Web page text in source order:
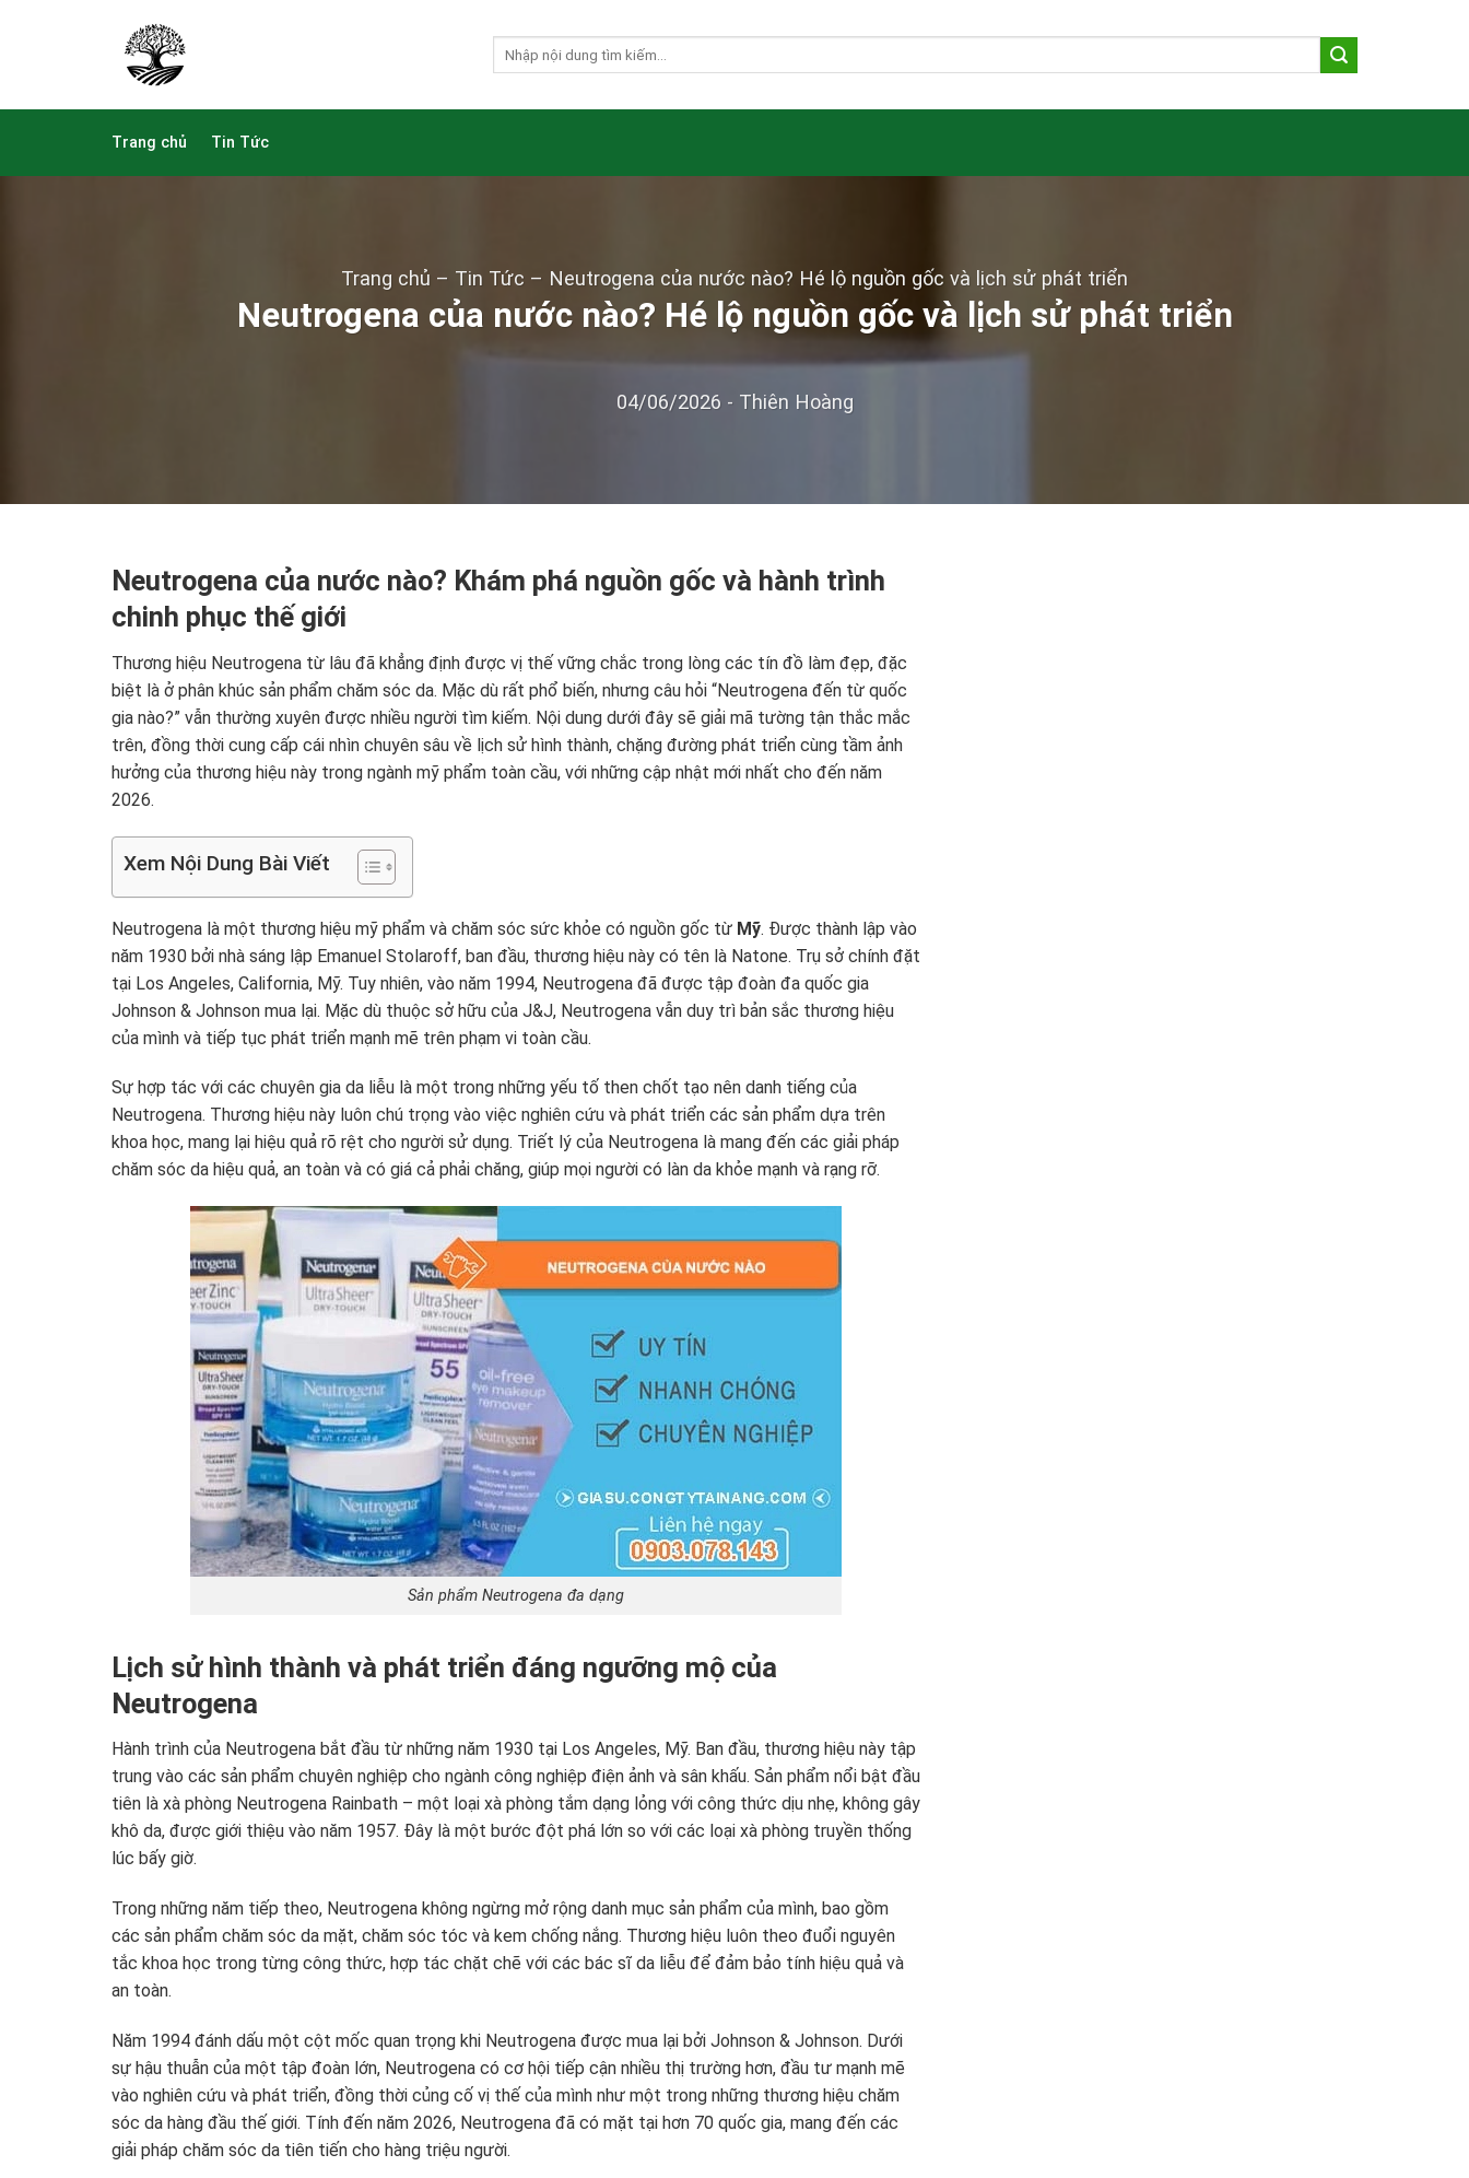
Trang chủ Tin Tức
Trang chủ – Tin Tức – Neutrogena của nước nào? Hé lộ nguồn gốc và lịch sử phát triển
Neutrogena của nước nào? Hé lộ nguồn gốc và lịch sử phát triển
04/06/2026 - Thiên Hoàng
Neutrogena của nước nào? Khám phá nguồn gốc và hành trình
chinh phục thế giới
Thương hiệu Neutrogena từ lâu đã khẳng định được vị thế vững chắc trong lòng các tín đồ làm đẹp, đặc
biệt là ở phân khúc sản phẩm chăm sóc da. Mặc dù rất phổ biến, nhưng câu hỏi “Neutrogena đến từ quốc
gia nào?” vẫn thường xuyên được nhiều người tìm kiếm. Nội dung dưới đây sẽ giải mã tường tận thắc mắc
trên, đồng thời cung cấp cái nhìn chuyên sâu về lịch sử hình thành, chặng đường phát triển cùng tầm ảnh
hưởng của thương hiệu này trong ngành mỹ phẩm toàn cầu, với những cập nhật mới nhất cho đến năm
2026.
Xem Nội Dung Bài Viết
Neutrogena là một thương hiệu mỹ phẩm và chăm sóc sức khỏe có nguồn gốc từ Mỹ. Được thành lập vào
năm 1930 bởi nhà sáng lập Emanuel Stolaroff, ban đầu, thương hiệu này có tên là Natone. Trụ sở chính đặt
tại Los Angeles, California, Mỹ. Tuy nhiên, vào năm 1994, Neutrogena đã được tập đoàn đa quốc gia
Johnson & Johnson mua lại. Mặc dù thuộc sở hữu của J&J, Neutrogena vẫn duy trì bản sắc thương hiệu
của mình và tiếp tục phát triển mạnh mẽ trên phạm vi toàn cầu.
Sự hợp tác với các chuyên gia da liễu là một trong những yếu tố then chốt tạo nên danh tiếng của
Neutrogena. Thương hiệu này luôn chú trọng vào việc nghiên cứu và phát triển các sản phẩm dựa trên
khoa học, mang lại hiệu quả rõ rệt cho người sử dụng. Triết lý của Neutrogena là mang đến các giải pháp
chăm sóc da hiệu quả, an toàn và có giá cả phải chăng, giúp mọi người có làn da khỏe mạnh và rạng rỡ.
Sản phẩm Neutrogena đa dạng
Lịch sử hình thành và phát triển đáng ngưỡng mộ của
Neutrogena
Hành trình của Neutrogena bắt đầu từ những năm 1930 tại Los Angeles, Mỹ. Ban đầu, thương hiệu này tập
trung vào các sản phẩm chuyên nghiệp cho ngành công nghiệp điện ảnh và sân khấu. Sản phẩm nổi bật đầu
tiên là xà phòng Neutrogena Rainbath – một loại xà phòng tắm dạng lỏng với công thức dịu nhẹ, không gây
khô da, được giới thiệu vào năm 1957. Đây là một bước đột phá lớn so với các loại xà phòng truyền thống
lúc bấy giờ.
Trong những năm tiếp theo, Neutrogena không ngừng mở rộng danh mục sản phẩm của mình, bao gồm
các sản phẩm chăm sóc da mặt, chăm sóc tóc và kem chống nắng. Thương hiệu luôn theo đuổi nguyên
tắc khoa học trong từng công thức, hợp tác chặt chẽ với các bác sĩ da liễu để đảm bảo tính hiệu quả và
an toàn.
Năm 1994 đánh dấu một cột mốc quan trọng khi Neutrogena được mua lại bởi Johnson & Johnson. Dưới
sự hậu thuẫn của một tập đoàn lớn, Neutrogena có cơ hội tiếp cận nhiều thị trường hơn, đầu tư mạnh mẽ
vào nghiên cứu và phát triển, đồng thời củng cố vị thế của mình như một trong những thương hiệu chăm
sóc da hàng đầu thế giới. Tính đến năm 2026, Neutrogena đã có mặt tại hơn 70 quốc gia, mang đến các
giải pháp chăm sóc da tiên tiến cho hàng triệu người.